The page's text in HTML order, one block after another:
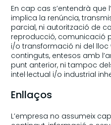
En cap cas s’entendrà que
implica la renúncia,
parcial, ni autorització de
reproducció, comunicació
i/o transformació ni del lloc
continguts, entesos amb
punt anterior, ni tampoc
intel·lectual i/o industrial
Enllaços
L’empresa no assumeix